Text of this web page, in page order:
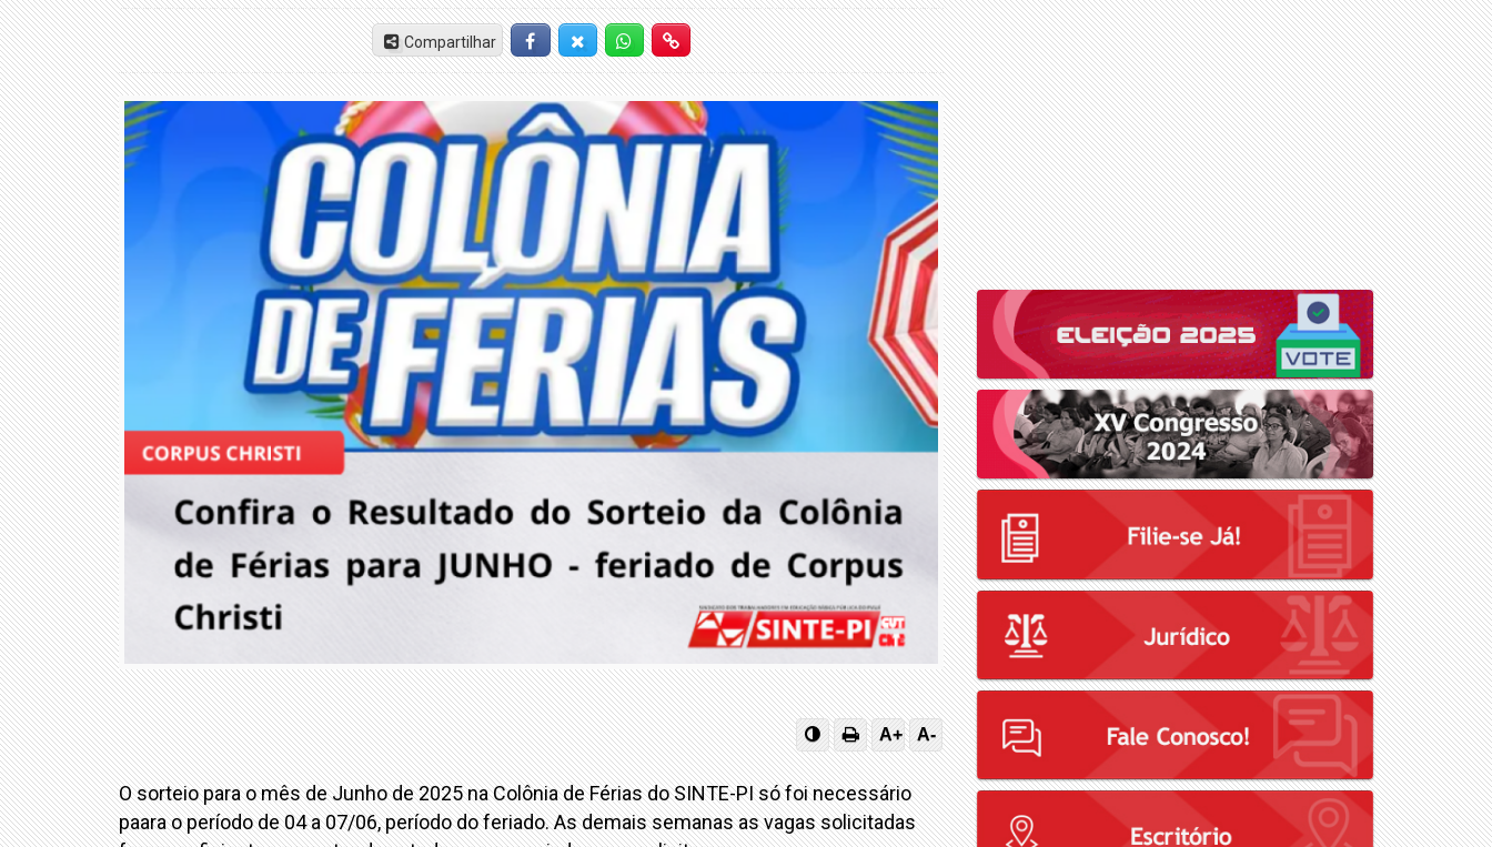
Compartilhar FacebookTwitter-XWhatsappHiperlink
A+ A-
O sorteio para o mês de Junho de 2025 na Colônia de Férias do SINTE-PI só foi necessário
paara o período de 04 a 07/06, período do feriado. As demais semanas as vagas solicitadas